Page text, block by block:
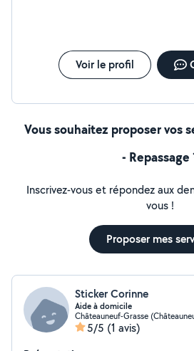
Voir le profil
Vous souhaitez proposer vos
- Repassage
Inscrivez-vous et répondez aux
vous !
Proposer mes
Sticker Corinne
Aide à domicile
Châteauneuf-Grasse
5/5 (1 avis)